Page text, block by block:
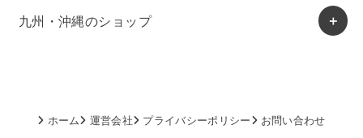
九州・沖縄のショップ
ホーム 運営会社 プライバシーポリシー お問い合わせ